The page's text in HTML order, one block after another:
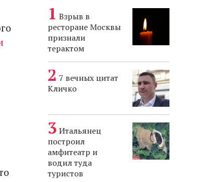
Взрыв в
ресторане Москвы
признали
терактом
7 вечных цитат
Кличко
Итальянец
построил
амфитеатр и
водил туда
туристов